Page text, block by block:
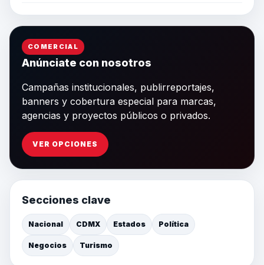
COMERCIAL
Anúnciate con nosotros
Campañas institucionales, publirreportajes,
banners y cobertura especial para marcas,
agencias y proyectos públicos o privados.
VER OPCIONES
Secciones clave
Nacional CDMX Estados Política
Negocios Turismo